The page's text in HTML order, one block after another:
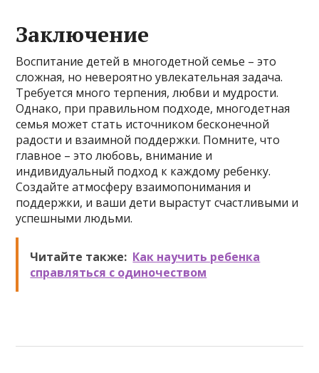
Заключение
Воспитание детей в многодетной семье – это
сложная, но невероятно увлекательная задача.
Требуется много терпения, любви и мудрости.
Однако, при правильном подходе, многодетная
семья может стать источником бесконечной
радости и взаимной поддержки. Помните, что
главное – это любовь, внимание и
индивидуальный подход к каждому ребенку.
Создайте атмосферу взаимопонимания и
поддержки, и ваши дети вырастут счастливыми и
успешными людьми.
Читайте также: Как научить ребенка
справляться с одиночеством